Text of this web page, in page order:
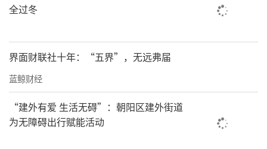
全过冬
界面财联社十年：“五界”，无远弗届
蓝鲸财经
“建外有爱 生活无碍”：朝阳区建外街道
为无障碍出行赋能活动